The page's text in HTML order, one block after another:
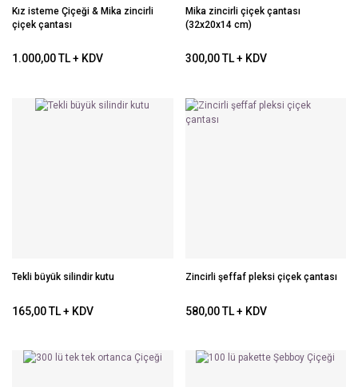
Kız isteme Çiçeği & Mika zincirli
çiçek çantası
1.000,00 TL + KDV
Mika zincirli çiçek çantası
(32x20x14 cm)
300,00 TL + KDV
Tekli büyük silindir kutu
165,00 TL + KDV
Zincirli şeffaf pleksi çiçek çantası
580,00 TL + KDV